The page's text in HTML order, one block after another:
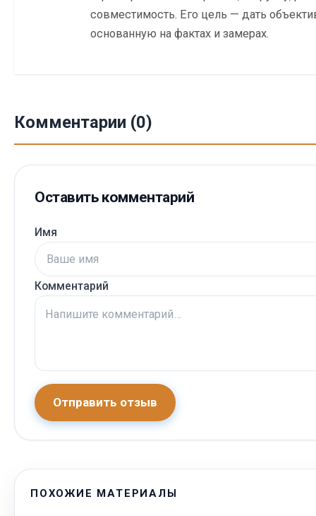
совместимость. Его цель — дать
основанную на фактах и замерах.
Комментарии (0)
Оставить комментарий
Имя
Комментарий
Отправить отзыв
ПОХОЖИЕ МАТЕРИАЛЫ